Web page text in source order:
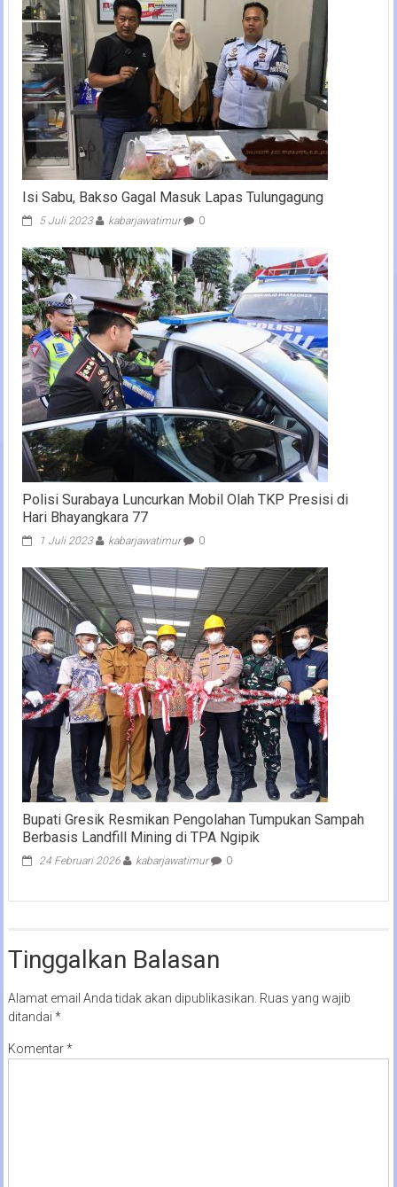
Isi Sabu, Bakso Gagal Masuk Lapas Tulungagung
5 Juli 2023 kabarjawatimur 0
Polisi Surabaya Luncurkan Mobil Olah TKP Presisi di
Hari Bhayangkara 77
1 Juli 2023 kabarjawatimur 0
Bupati Gresik Resmikan Pengolahan Tumpukan Sampah
Berbasis Landfill Mining di TPA Ngipik
24 Februari 2026 kabarjawatimur 0
Tinggalkan Balasan
Alamat email Anda tidak akan dipublikasikan. Ruas yang wajib
ditandai *
Komentar*